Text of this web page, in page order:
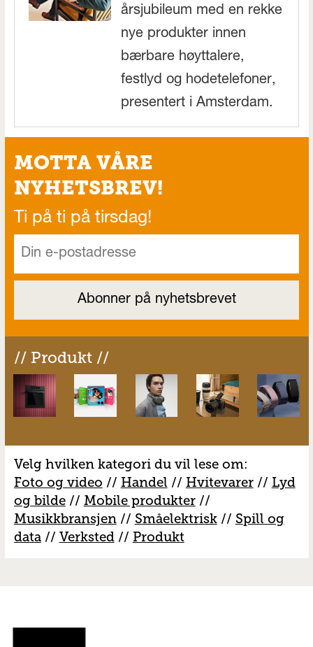
årsjubileum med en rekke
nye produkter innen
bærbare høyttalere,
festlyd og hodetelefoner,
presentert i Amsterdam.
MOTTA VÅRE
NYHETSBREV!
Ti på ti på tirsdag!
// Produkt //
Velg hvilken kategori du vil lese om:
Foto og video // Handel // Hvitevarer// Lyd
og bilde// Mobile produkter//
Musikkbransjen// Småelektrisk// Spill og
data// Verksted// Produkt